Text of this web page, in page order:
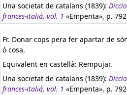
Una societat de catalans (1839):
frances-italiá, vol. 1 «Empenta», p.
Fr. Donar cops pera fer apartar de
ó cosa.
Equivalent en castellà: Rempujar.
Una societat de catalans (1839):
frances-italiá, vol. 1 «Empenta», p.